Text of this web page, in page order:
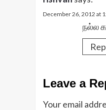
December 26, 2012 at
நல்ல
Leave a
Your email